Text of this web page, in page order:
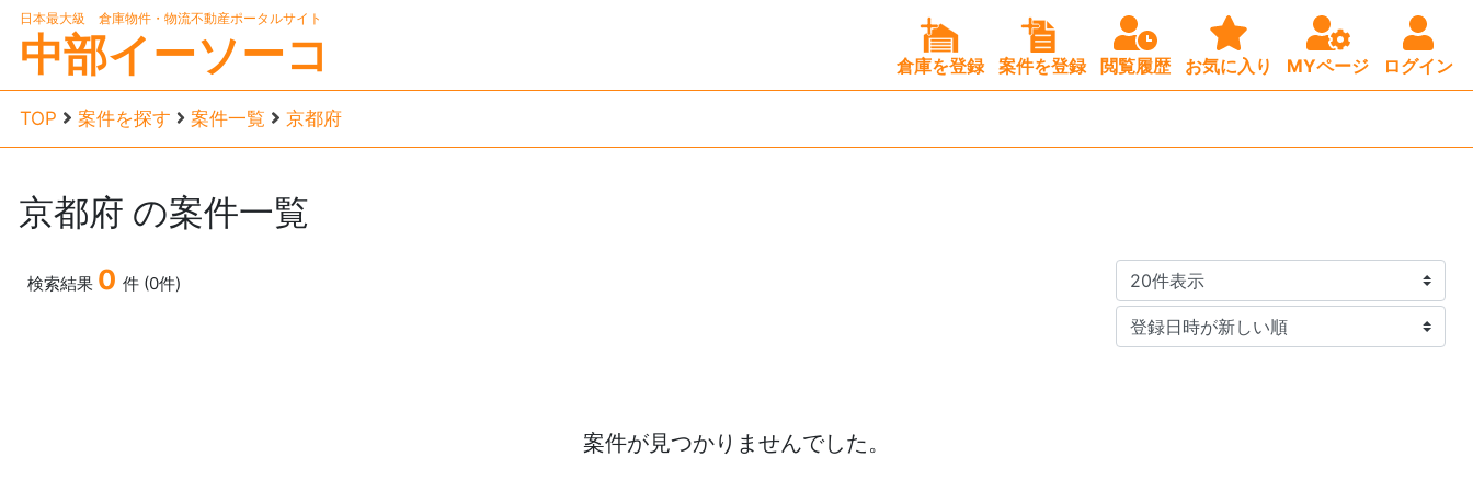
日本最大級 倉庫物件・物流不動産ポータルサイト
中部イーソーコ 倉庫を登録 案件を登録 閲覧履歴 お気に入り MYページ ログイン
TOP 案件を探す 案件一覧 京都府
京都府 の案件一覧
検索結果 0 件 (0件)
案件が見つかりませんでした。